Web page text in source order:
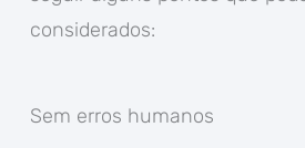
considerados:
Sem erros humanos